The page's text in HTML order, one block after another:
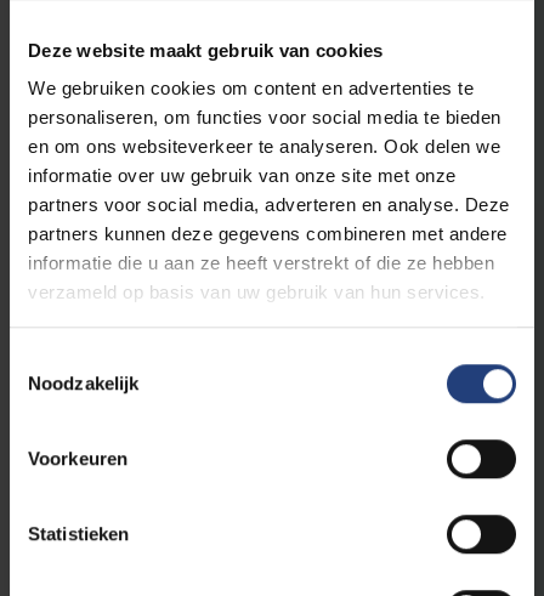
Deze website maakt gebruik van cookies
We gebruiken cookies om content en advertenties te
personaliseren, om functies voor social media te bieden
en om ons websiteverkeer te analyseren. Ook delen we
informatie over uw gebruik van onze site met onze
partners voor social media, adverteren en analyse. Deze
partners kunnen deze gegevens combineren met andere
informatie die u aan ze heeft verstrekt of die ze hebben
verzameld op basis van uw gebruik van hun services.
Noodzakelijk
Voorkeuren
Statistieken
2 resultaten gevonden
Brussels: Political and
Linguistic Challenges
In this programme, you discover the rich